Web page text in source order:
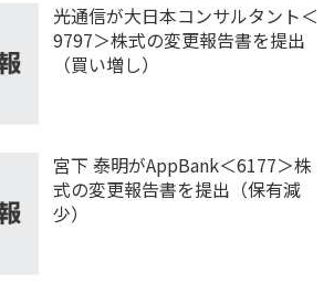
光通信が大日本コンサルタント＜
9797＞株式の変更報告書を提出
（買い増し）
宮下 泰明がAppBank＜6177＞株
式の変更報告書を提出（保有減
少）